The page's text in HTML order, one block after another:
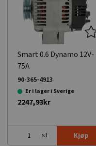
Smart 0.6 Dynamo 12V-
75A
90-365-4913
Er i lager i Sverige
2247,93kr
st Kjøp